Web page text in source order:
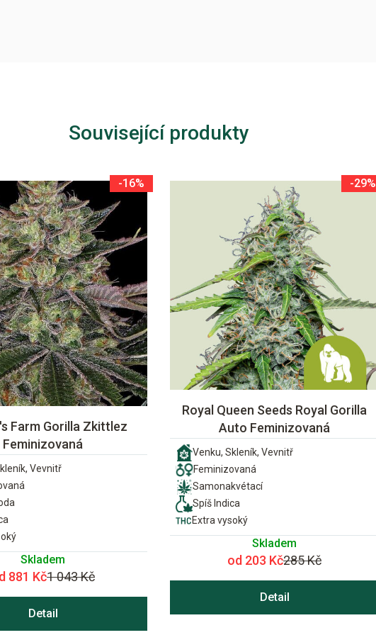
Související produkty
-16%
Farm Gorilla Zkittlez
Feminizovaná
Vevnitř
Skladem
881 Kč1 043 Kč
Detail
-29%
Royal Queen Seeds Royal Gorilla
Auto Feminizovaná
Venku, Skleník, Vevnitř
Feminizovaná
Samonakvétací
Spíš Indica
Extra vysoký
Skladem
od 203 Kč285 Kč
Detail